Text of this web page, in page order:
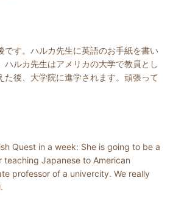
です。ハルカ先生に英語のお手紙を書い
ハルカ先生はアメリカの大学で教員とし
た後、大学院に進学されます。頑張って
Quest in a week: She is going to be a
Japanese to American
professor of a univercity. We really